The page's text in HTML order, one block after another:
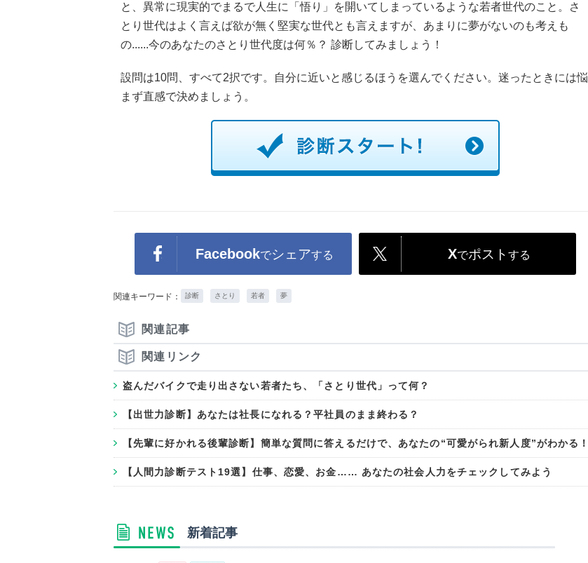
と、異常に現実的でまるで人生に「悟り」を開いてしまっているような若者世代のこと。さ
とり世代はよく言えば欲が無く堅実な世代とも言えますが、あまりに夢がないのも考えも
の......今のあなたのさとり世代度は何％？ 診断してみましょう！
設問は10問、すべて2択です。自分に近いと感じるほうを選んでください。迷ったときには悩
まず直感で決めましょう。
Facebookでシェアする Xでポスト する
関連キーワード： 診断 さとり 若者 夢
関連記事
関連リンク
盗んだバイクで走り出さない若者たち、「さとり世代」って何？
【出世力診断】あなたは社長になれる？平社員のまま終わる？
【先輩に好かれる後輩診断】簡単な質問に答えるだけで、あなたの“可愛がられ新人度”がわかる！
【人間力診断テスト19選】仕事、恋愛、お金…… あなたの社会人力をチェックしてみよう
新着記事